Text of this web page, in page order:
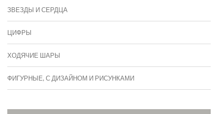
ЗВЕЗДЫ И СЕРДЦА
ЦИФРЫ
ХОДЯЧИЕ ШАРЫ
ФИГУРНЫЕ, С ДИЗАЙНОМ И РИСУНКАМИ